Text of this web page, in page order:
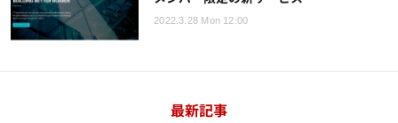
2022.3.28 Mon 12:00
最新記事